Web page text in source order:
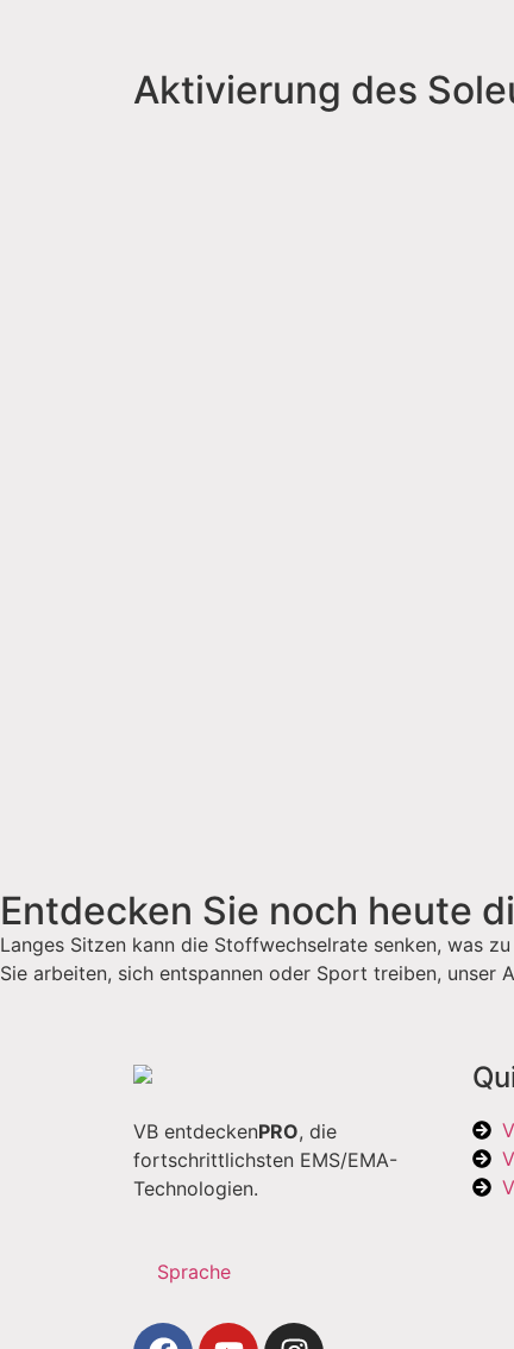
Aktivierung des
Entdecken Sie noch heute
Langes Sitzen kann die Stoffwechselrate senken, was
Sie arbeiten, sich entspannen oder Sport treiben, unser
VB entdeckenPRO, die
fortschrittlichsten EMS/EMA-
Technologien.
Sprache